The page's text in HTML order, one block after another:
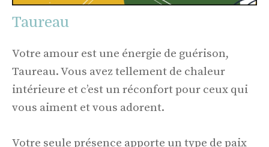
Taureau
Votre amour est une énergie de guérison,
Taureau. Vous avez tellement de chaleur
intérieure et c’est un réconfort pour ceux qui
vous aiment et vous adorent.
Votre seule présence apporte un type de paix